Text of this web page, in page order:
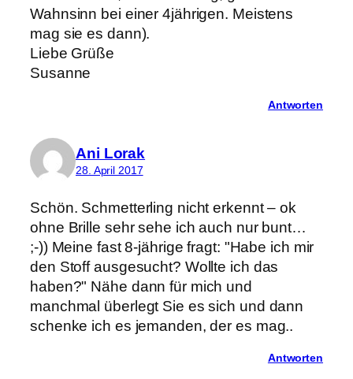
Wahnsinn bei einer 4jährigen. Meistens
mag sie es dann).
Liebe Grüße
Susanne
Antworten
Ani Lorak
28. April 2017
Schön. Schmetterling nicht erkennt – ok
ohne Brille sehr sehe ich auch nur bunt…
;-)) Meine fast 8-jährige fragt: "Habe ich mir
den Stoff ausgesucht? Wollte ich das
haben?" Nähe dann für mich und
manchmal überlegt Sie es sich und dann
schenke ich es jemanden, der es mag..
Antworten